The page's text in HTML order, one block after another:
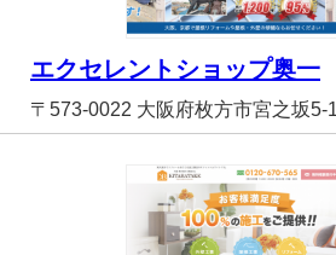
エクセレントショップ奥一
〒573-0022 大阪府枚方市宮之坂5-